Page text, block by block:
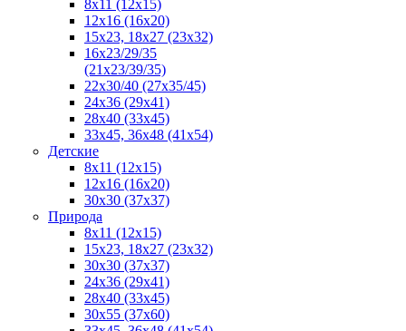
8x11 (12х15)
12x16 (16х20)
15x23, 18х27 (23х32)
16х23/29/35
(21х23/39/35)
22x30/40 (27x35/45)
24х36 (29х41)
28х40 (33х45)
33х45, 36х48 (41х54)
Детские
8x11 (12x15)
12x16 (16x20)
30x30 (37x37)
Природа
8x11 (12x15)
15x23, 18х27 (23х32)
30х30 (37х37)
24х36 (29х41)
28x40 (33x45)
30x55 (37x60)